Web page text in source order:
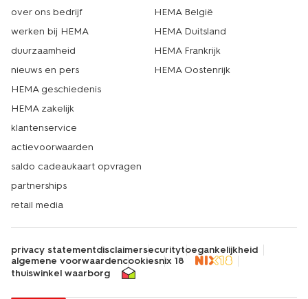
over ons bedrijf
werken bij HEMA
duurzaamheid
nieuws en pers
HEMA geschiedenis
HEMA zakelijk
klantenservice
actievoorwaarden
saldo cadeaukaart opvragen
partnerships
retail media
HEMA België
HEMA Duitsland
HEMA Frankrijk
HEMA Oostenrijk
privacy statementdisclaimersecuritytoegankelijkheid
algemene voorwaardencookiesnix 18
thuiswinkel waarborg